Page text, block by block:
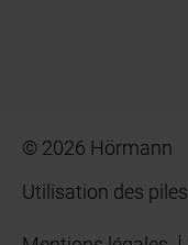
© 2026 Hörmann
Utilisation des